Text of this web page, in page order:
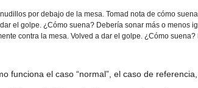
por debajo de la mesa. Tomad nota de cómo
el golpe. ¿Cómo suena? Debería sonar más o menos
contra la mesa. Volved a dar el golpe. ¿Cómo
funciona el caso “normal”, el caso de